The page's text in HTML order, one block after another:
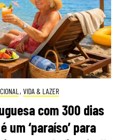
, VIDA & LAZER
com 300 dias
um ‘paraíso’ para